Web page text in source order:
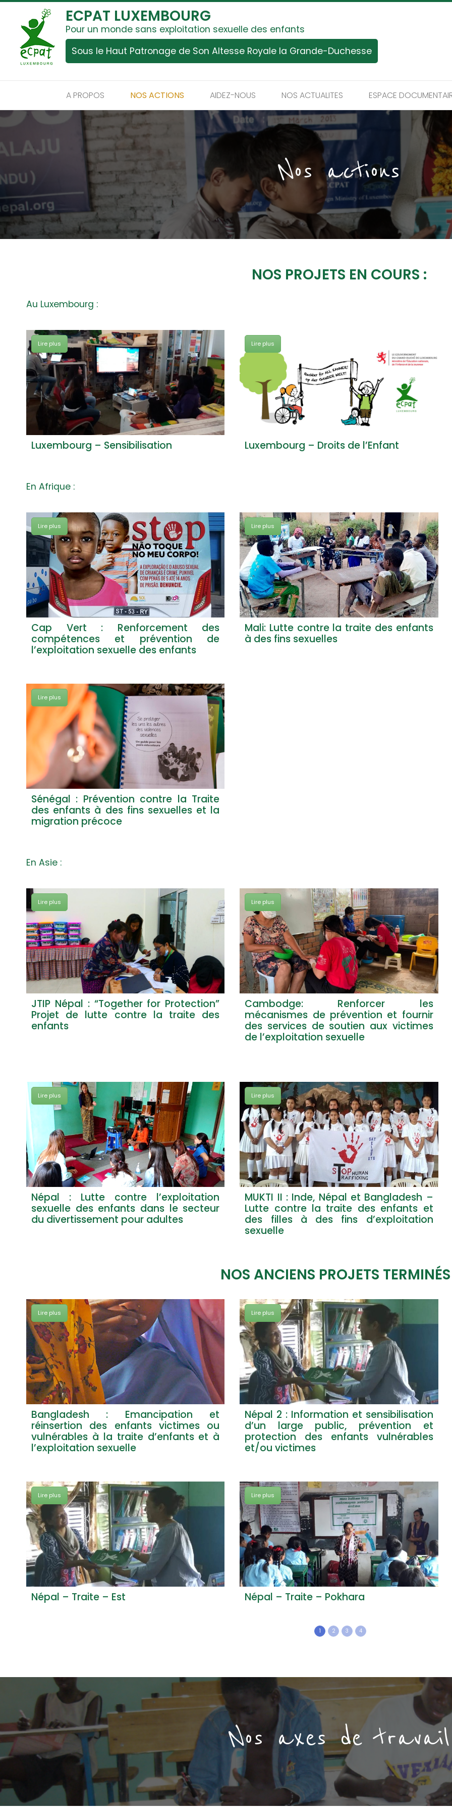
ECPAT LUXEMBOURG
Pour un monde sans exploitation sexuelle des enfants
Sous le Haut Patronage de Son Altesse Royale la Grande-Duchesse
A PROPOS NOS ACTIONS AIDEZ-NOUS NOS ACTUALITES ESPACE
Nos actions
NOS PROJETS EN COURS :
Au Luxembourg :
Lire plus
Luxembourg – Sensibilisation
Lire plus
Luxembourg – Droits de l’Enfant
En Afrique :
Lire plus
Cap Vert : Renforcement des
compétences et prévention de
l’exploitation sexuelle des enfants
Lire plus
Mali: Lutte contre la traite des enfants
à des fins sexuelles
Lire plus
Sénégal : Prévention contre la Traite
des enfants à des fins sexuelles et la
migration précoce
En Asie :
Lire plus
JTIP Népal : “Together for Protection”
Projet de lutte contre la traite des
enfants
Lire plus
Cambodge: Renforcer les
mécanismes de prévention et fournir
des services de soutien aux victimes
de l’exploitation sexuelle
Lire plus
Népal : Lutte contre l’exploitation
sexuelle des enfants dans le secteur
du divertissement pour adultes
Lire plus
MUKTI II : Inde, Népal et Bangladesh –
Lutte contre la traite des enfants et
des filles à des fins d’exploitation
sexuelle
NOS ANCIENS PROJETS
Lire plus
Bangladesh : Emancipation et
réinsertion des enfants victimes ou
vulnérables à la traite d’enfants et à
l’exploitation sexuelle
Lire plus
Népal 2 : Information et sensibilisation
d’un large public, prévention et
protection des enfants vulnérables
et/ou victimes
Lire plus
Népal – Traite – Est
Lire plus
Népal – Traite – Pokhara
1 2 3 4
Nos axes de travail